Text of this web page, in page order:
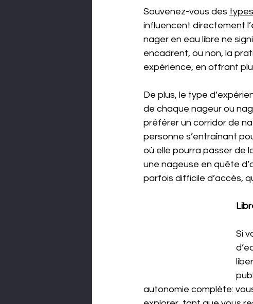
Souvenez-vous des
influencent directement
nager en eau libre ne
encadrent, ou non, la
expérience, en offrant
De plus, le type
de chaque nageur ou
préférer un corridor de
personne s’entraînant
où elle pourra passer de
une nageuse en quête
parfois difficile d’accès,
Si
autonomie complète: